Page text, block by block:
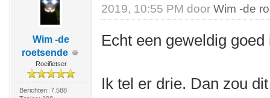
Wim -de
roetsende
Roeifietser
Berichten: 7.588
2019, 10:55 PM doorWim -de
Echt een geweldig goed
Ik tel er drie. Dan zou